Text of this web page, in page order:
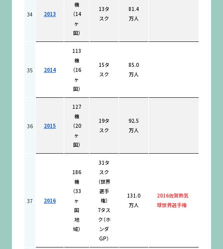
34 2013
機
（14
ヶ
国）
13タ
スク
81.4
万人
35 2014
113
機
（16
ヶ
国）
15タ
スク
85.0
万人
36 2015
127
機
（20
ヶ
国）
19タ
スク
92.5
万人
37 2016
186
機
（33
ヶ
国
地
域）
31タ
スク
（世界
選手
権）
7タス
ク（ホ
ンダ
GP）
131.0
万人
2016佐賀熱気
球世界選手権